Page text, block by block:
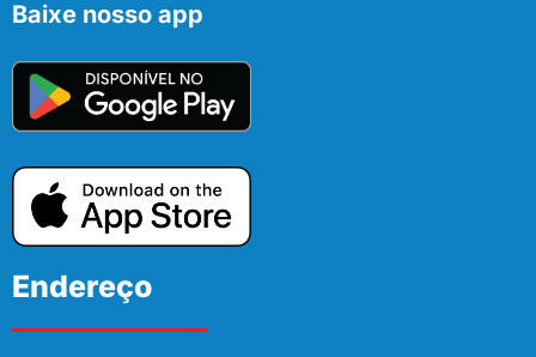
Baixe nosso app
Endereço